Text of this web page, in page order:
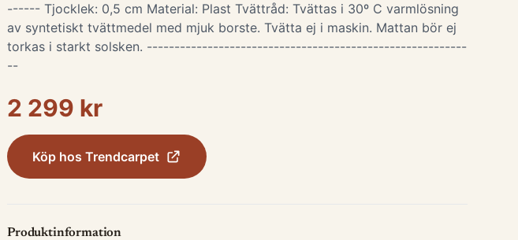
------ Tjocklek: 0,5 cm Material: Plast Tvättråd: Tvättas i 30º C varmlösning
av syntetiskt tvättmedel med mjuk borste. Tvätta ej i maskin. Mattan bör ej
torkas i starkt solsken. ----------------------------------------------------------
--
2 299 kr
Köp hos Trendcarpet
Produktinformation